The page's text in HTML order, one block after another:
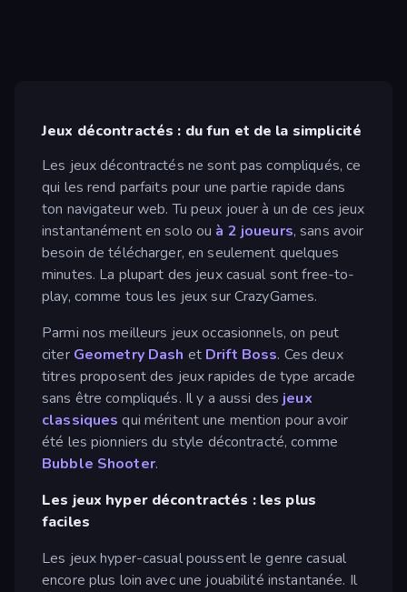
Jeux décontractés : du fun et de la simplicité
Les jeux décontractés ne sont pas compliqués, ce
qui les rend parfaits pour une partie rapide dans
ton navigateur web. Tu peux jouer à un de ces jeux
instantanément en solo ou à 2 joueurs, sans avoir
besoin de télécharger, en seulement quelques
minutes. La plupart des jeux casual sont free-to-
play, comme tous les jeux sur CrazyGames.
Parmi nos meilleurs jeux occasionnels, on peut
citer Geometry Dash et Drift Boss. Ces deux
titres proposent des jeux rapides de type arcade
sans être compliqués. Il y a aussi des jeux
classiques qui méritent une mention pour avoir
été les pionniers du style décontracté, comme
Bubble Shooter.
Les jeux hyper décontractés : les plus
faciles
Les jeux hyper-casual poussent le genre casual
encore plus loin avec une jouabilité instantanée. Il